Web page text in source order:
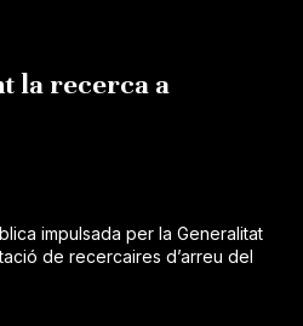
la recerca a
impulsada per la Generalitat
de recercaires d’arreu del